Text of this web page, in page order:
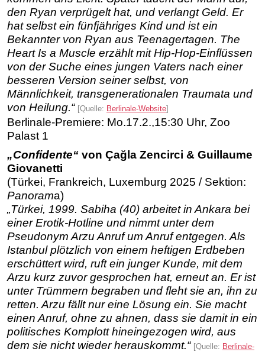
den Ryan verprügelt hat, und verlangt Geld. Er
hat selbst ein fünfjähriges Kind und ist ein
Bekannter von Ryan aus Teenagertagen. The
Heart Is a Muscle erzählt mit Hip-Hop-Einflüssen
von der Suche eines jungen Vaters nach einer
besseren Version seiner selbst, von
Männlichkeit, transgenerationalen Traumata und
von Heilung.“ [Quelle: Berlinale-Website]
Berlinale-Premiere: Mo.17.2.,15:30 Uhr, Zoo
Palast 1
„Confidente“ von Çağla Zencirci & Guillaume
Giovanetti
(Türkei, Frankreich, Luxemburg 2025 / Sektion:
Panorama)
„Türkei, 1999. Sabiha (40) arbeitet in Ankara bei
einer Erotik-Hotline und nimmt unter dem
Pseudonym Arzu Anruf um Anruf entgegen. Als
Istanbul plötzlich von einem heftigen Erdbeben
erschüttert wird, ruft ein junger Kunde, mit dem
Arzu kurz zuvor gesprochen hat, erneut an. Er ist
unter Trümmern begraben und fleht sie an, ihn zu
retten. Arzu fällt nur eine Lösung ein. Sie macht
einen Anruf, ohne zu ahnen, dass sie damit in ein
politisches Komplott hineingezogen wird, aus
dem sie nicht wieder herauskommt.“ [Quelle: Berlinale-